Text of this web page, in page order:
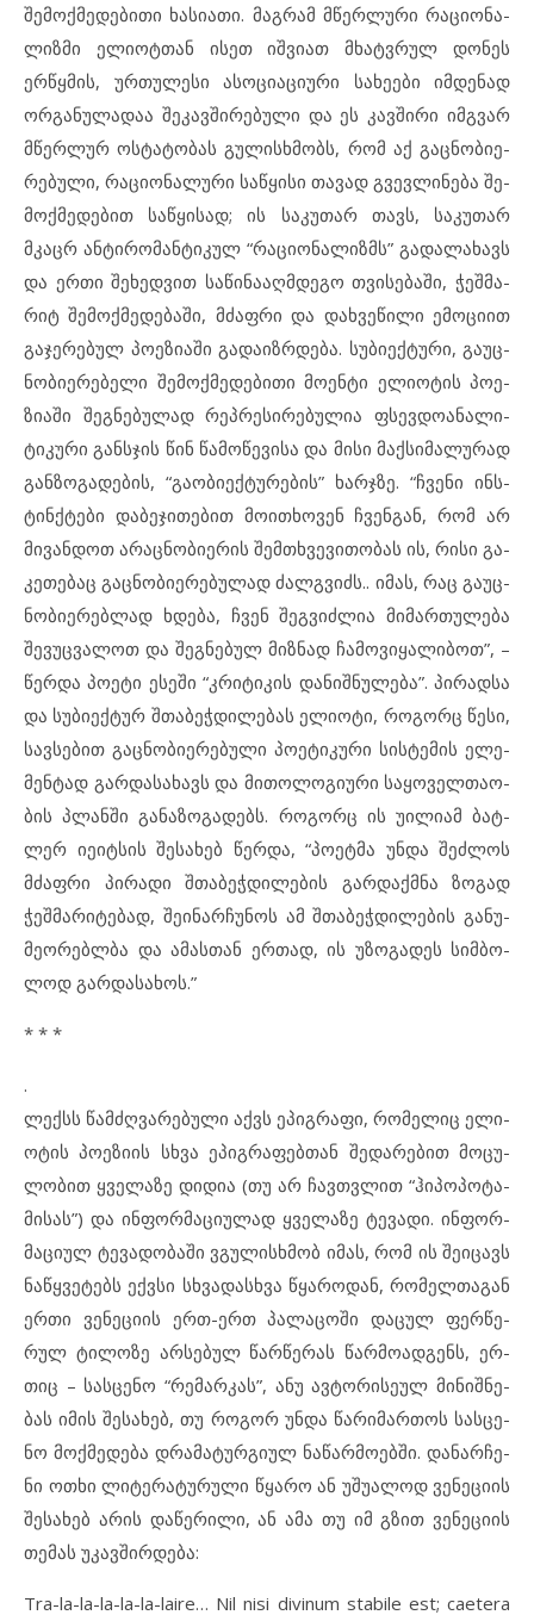
შემ­ოქ­მე­დე­ბი­თი ხა­სი­ა­თი. მაგ­რამ მწერ­ლუ­რი რა­ცი­ო­ნა­
ლიზ­მი ელ­ი­ოტ­თან ის­ეთ იშ­ვიათ მხატ­ვ­რულ დო­ნეს
ერწყ­მის, ურ­თუ­ლე­სი ას­ო­ცი­ა­ცი­უ­რი სა­ხე­ე­ბი იმ­დე­ნად
ორ­გა­ნულა­დაა შე­კავ­ში­რე­ბუ­ლი და ეს კავ­ში­რი იმგ­ვარ
მწერ­ლურ ოს­ტა­ტო­ბას გუ­ლის­ხ­მობს, რომ აქ გაც­ნო­ბი­ე­
რე­ბუ­ლი, რა­ცი­ო­ნა­ლუ­რი საწყი­სი თა­ვად გვევ­ლი­ნე­ბა შე­
მოქ­მე­დებით საწყი­სად; ის სა­კუ­თარ თავს, სა­კუ­თარ
მკაცრ ან­ტი­რო­მან­ტი­კულ “რა­ცი­ო­ნა­ლიზმს” გა­და­ლა­ხავს
და ერ­თი შე­ხედ­ვით სა­წი­ნა­აღ­მ­დე­გო თვი­სე­ბა­ში, ჭეშ­მა­
რიტ შე­მოქმედ­ე­ბა­ში, მძაფ­რი და დახ­ვე­წი­ლი ემ­ო­ცი­ით
გა­ჯე­რე­ბულ პო­ე­ზი­ა­ში გა­და­იზ­რ­დე­ბა. სუბი­ექ­ტუ­რი, გა­უც­
ნო­ბი­ე­რე­ბე­ლი შე­მოქ­მე­დე­ბი­თი მო­ენ­ტი ელ­ი­ო­ტის პო­ე­
ზი­ა­ში შეგ­ნებუ­ლად რეპ­რე­სი­რე­ბუ­ლია ფსევ­დო­ა­ნა­ლი­
ტი­კუ­რი გან­ს­ჯის წინ წა­მო­წე­ვი­სა და მი­სი მაქ­სი­მა­ლუ­რად
გან­ზო­გა­დე­ბის, “გა­ო­ბი­ექ­ტუ­რე­ბის” ხარ­ჯ­ზე. “ჩვე­ნი ინს­
ტინ­ქ­ტე­ბი და­ბე­ჯი­თე­ბით მო­ითხო­ვენ ჩვენ­გან, რომ არ
მი­ვან­დოთ არ­აც­ნო­ბი­ე­რის შემ­თხ­ვე­ვითო­ბას ის, რი­სი გა­
კე­თე­ბაც გაც­ნო­ბი­ე­რე­ბუ­ლად ძალ­გ­ვიძს.. იმ­ას, რაც გა­უც­
ნო­ბი­ერებ­ლად ხდე­ბა, ჩვენ შეგ­ვიძ­ლია მი­მარ­თუ­ლე­ბა
შე­ვუც­ვა­ლოთ და შეგ­ნე­ბულ მიზ­ნად ჩამ­ო­ვი­ყა­ლი­ბოთ”, –
წერ­და პო­ე­ტი ეს­ე­ში “კრი­ტი­კის და­ნიშ­ნუ­ლე­ბა”. პი­რად­სა
და სუ­ბიექტურ შთა­ბეჭ­დი­ლე­ბას ელ­ი­ო­ტი, რო­გორც წე­სი,
სავ­სე­ბით გაც­ნო­ბი­ე­რე­ბუ­ლი პო­ე­ტიკური სის­ტე­მის ელ­ე­
მენ­ტად გარ­და­სა­ხავს და მი­თო­ლო­გი­უ­რი სა­ყო­ველ­თა­ო­
ბის პლანში გა­ნა­ზო­გა­დებს. რო­გორც ის უილ­ი­ამ ბატ­
ლერ იეიტ­სის შე­სა­ხებ წერ­და, “პო­ეტ­მა უნდა შეძ­ლოს
მძაფ­რი პი­რა­დი შთა­ბეჭ­დი­ლე­ბის გარ­დაქ­მ­ნა ზო­გად
ჭეშ­მა­რი­ტე­ბად, შეინ­არ­ჩუ­ნოს ამ შთა­ბეჭ­დი­ლე­ბის გა­ნუ­
მე­ო­რებ­ლ­ბა და ამ­ას­თან ერ­თად, ის უზ­ო­გა­დეს სიმ­ბო­
ლოდ გარ­და­სა­ხოს.”
* * *
.
ლექსს წამ­ძღ­ვა­რე­ბუ­ლი აქვს ეპ­იგ­რა­ფი, რო­მე­ლიც ელ­ი­
ო­ტის პო­ე­ზი­ის სხვა ეპ­იგ­რაფებ­თან შე­და­რე­ბით მო­ცუ­
ლო­ბით ყვე­ლა­ზე დი­დია (თუ არ ჩავ­თ­ვ­ლით “ჰი­პო­პო­ტა­
მი­სას”) და ინ­ფორ­მა­ცი­უ­ლად ყვე­ლა­ზე ტე­ვა­დი. ინ­ფორ­
მა­ცი­ულ ტე­ვა­დო­ბა­ში ვგუ­ლის­ხ­მობ იმას, რომ ის შე­ი­ცავს
ნაწყ­ვე­ტებს ექვ­სი სხვა­დას­ხ­ვა წყა­რო­დან, რო­მელ­თა­გან
ერ­თი ვე­ნე­ცი­ის ერთ-ერთ პა­ლა­ცო­ში და­ცულ ფერ­წე­
რულ ტი­ლო­ზე არ­სე­ბულ წარ­წე­რას წარ­მოად­გენს, ერ­
თიც – სას­ცე­ნო “რე­მარ­კას”, ანუ ავ­ტო­რი­სე­ულ მი­ნიშ­ნე­
ბას იმ­ის შე­სახებ, თუ რო­გორ უნ­და წა­რი­მარ­თოს სას­ცე­
ნო მოქ­მე­დე­ბა დრა­მა­ტურ­გი­ულ ნა­წარ­მო­ებში. და­ნარ­ჩე­
ნი ოთ­ხი ლი­ტე­რა­ტუ­რუ­ლი წყა­რო ან უშ­უ­ა­ლოდ ვე­ნე­ცი­ის
შე­სა­ხებ არ­ის დაწე­რი­ლი, ან ამა თუ იმ გზით ვე­ნე­ცი­ის
თე­მას უკ­ავ­შირ­დე­ბა:
Tra-la-la-la-la-la-laire… Nil nisi divinum stabile est; caetera